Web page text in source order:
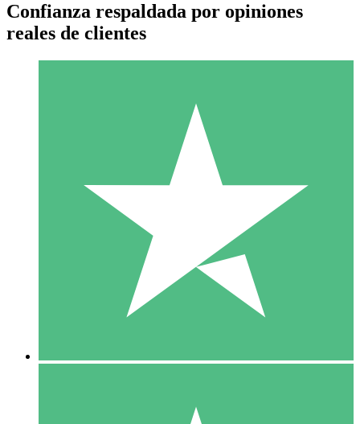
Paquetes de Créditos Individuales
Paga según el uso con créditos de descarga. Sin compromiso
10 00
10 Descargas
Confianza respaldada por opiniones
reales de clientes